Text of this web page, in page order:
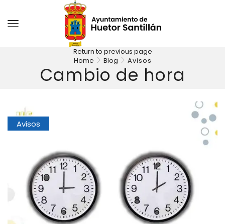
Return to previous page
Home
Blog Avisos
Cambio de hora
Avisos